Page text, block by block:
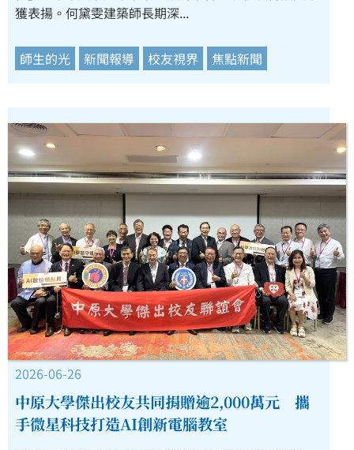
獲表揚。何黛雯建築師長期深...
師生的光 新聞報導 校友視界 焦點新聞
2026-06-26
中原大學傑出校友共同捐贈逾2,000萬元 攜
手微星科技打造AI創新電腦教室